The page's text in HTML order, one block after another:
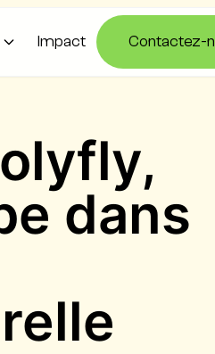
Impact Contactez-
dans